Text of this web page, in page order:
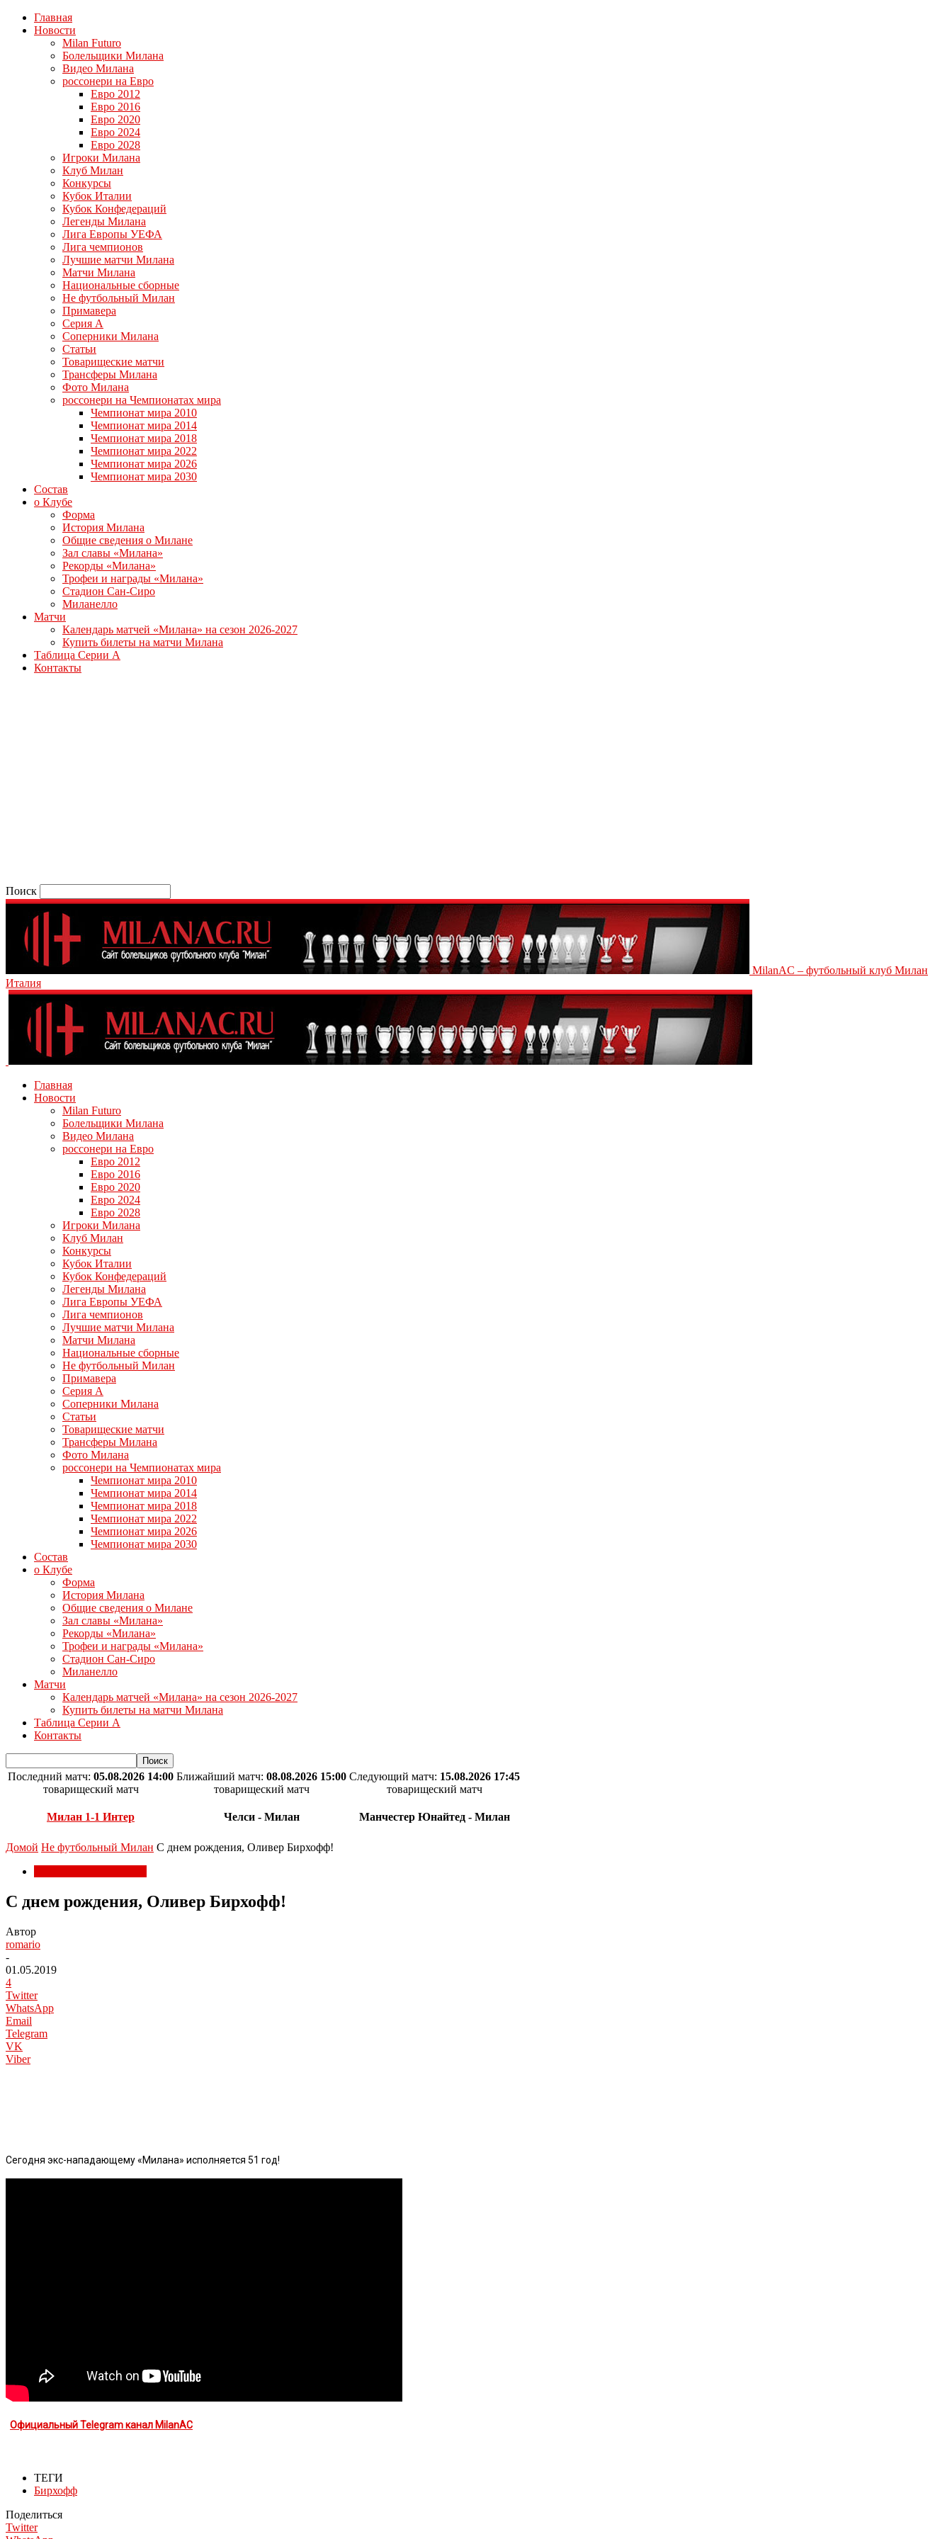
Главная
Новости
Milan Futuro
Болельщики Милана
Видео Милана
россонери на Евро
Евро 2012
Евро 2016
Евро 2020
Евро 2024
Евро 2028
Игроки Милана
Клуб Милан
Конкурсы
Кубок Италии
Кубок Конфедераций
Легенды Милана
Лига Европы УЕФА
Лига чемпионов
Лучшие матчи Милана
Матчи Милана
Национальные сборные
Не футбольный Милан
Примавера
Серия А
Соперники Милана
Статьи
Товарищеские матчи
Трансферы Милана
Фото Милана
россонери на Чемпионатах мира
Чемпионат мира 2010
Чемпионат мира 2014
Чемпионат мира 2018
Чемпионат мира 2022
Чемпионат мира 2026
Чемпионат мира 2030
Состав
о Клубе
Форма
История Милана
Общие сведения о Милане
Зал славы «Милана»
Рекорды «Милана»
Трофеи и награды «Милана»
Стадион Сан-Сиро
Миланелло
Матчи
Календарь матчей «Милана» на сезон 2026-2027
Купить билеты на матчи Милана
Таблица Серии А
Контакты
Поиск
MilanAC – футбольный клуб Милан
Италия
Главная
Новости
Milan Futuro
Болельщики Милана
Видео Милана
россонери на Евро
Евро 2012
Евро 2016
Евро 2020
Евро 2024
Евро 2028
Игроки Милана
Клуб Милан
Конкурсы
Кубок Италии
Кубок Конфедераций
Легенды Милана
Лига Европы УЕФА
Лига чемпионов
Лучшие матчи Милана
Матчи Милана
Национальные сборные
Не футбольный Милан
Примавера
Серия А
Соперники Милана
Статьи
Товарищеские матчи
Трансферы Милана
Фото Милана
россонери на Чемпионатах мира
Чемпионат мира 2010
Чемпионат мира 2014
Чемпионат мира 2018
Чемпионат мира 2022
Чемпионат мира 2026
Чемпионат мира 2030
Состав
о Клубе
Форма
История Милана
Общие сведения о Милане
Зал славы «Милана»
Рекорды «Милана»
Трофеи и награды «Милана»
Стадион Сан-Сиро
Миланелло
Матчи
Календарь матчей «Милана» на сезон 2026-2027
Купить билеты на матчи Милана
Таблица Серии А
Контакты
Последний матч: 05.08.2026 14:00
товарищеский матч
Милан 1-1 Интер
Ближайший матч: 08.08.2026 15:00
товарищеский матч
Челси - Милан
Следующий матч: 15.08.2026 17:45
товарищеский матч
Манчестер Юнайтед - Милан
Домой Не футбольный Милан С днем рождения, Оливер Бирхофф!
С днем рождения, Оливер Бирхофф!
Автор
romario
-
01.05.2019
4
Twitter
WhatsApp
Email
Telegram
VK
Viber
Сегодня экс-нападающему «Милана» исполняется 51 год!
Официальный Telegram канал MilanAC
ТЕГИ
Бирхофф
Поделиться
Twitter